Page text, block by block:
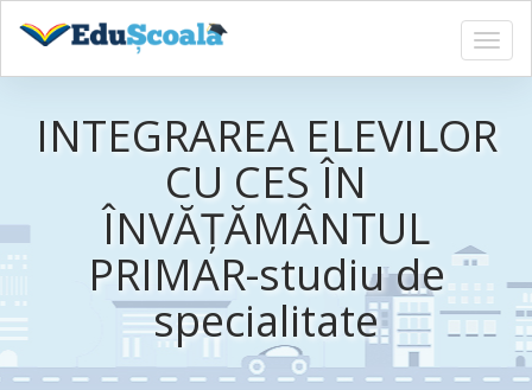
Sari
conținutul
principalINTEGRAREA ELEVILOR
CU CES ÎN
ÎNVĂȚĂMÂNTUL
PRIMAR-studiu de
specialitate